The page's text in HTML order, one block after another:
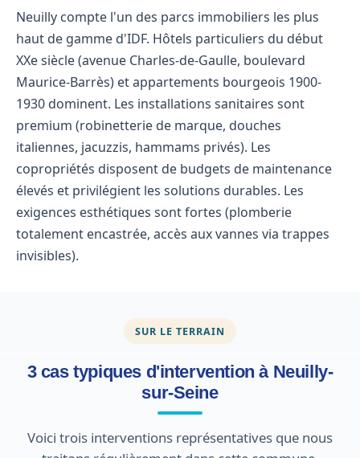
Neuilly compte l'un des parcs immobiliers les plus
haut de gamme d'IDF. Hôtels particuliers du début
XXe siècle (avenue Charles-de-Gaulle, boulevard
Maurice-Barrès) et appartements bourgeois 1900-
1930 dominent. Les installations sanitaires sont
premium (robinetterie de marque, douches
italiennes, jacuzzis, hammams privés). Les
copropriétés disposent de budgets de maintenance
élevés et privilégient les solutions durables. Les
exigences esthétiques sont fortes (plomberie
totalement encastrée, accès aux vannes via trappes
invisibles).
SUR LE TERRAIN
3 cas typiques d'intervention à Neuilly-
sur-Seine
Voici trois interventions représentatives que nous